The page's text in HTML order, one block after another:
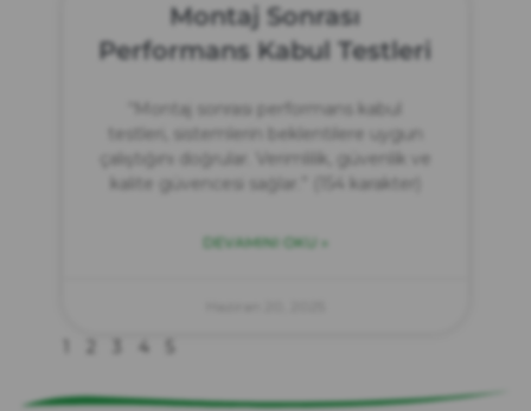
Montaj Sonrası
Performans Kabul Testleri
“Montaj sonrası performans kabul
testleri, sistemlerin beklentilere uygun
çalıştığını doğrular. Verimlilik, güvenlik ve
kalite güvencesi sağlar.” (154 karakter)
DEVAMINI OKU »
4